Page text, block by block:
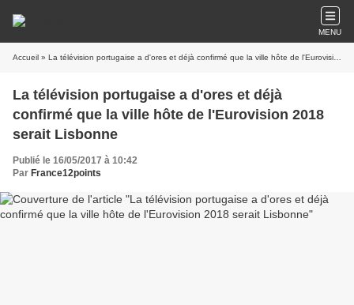
MENU
Accueil » La télévision portugaise a d'ores et déjà confirmé que la ville hôte de l'Eurovision 2018 serait Lisbonne
La télévision portugaise a d'ores et déjà
confirmé que la ville hôte de l'Eurovision 2018
serait Lisbonne
Publié le 16/05/2017 à 10:42
Par France12points